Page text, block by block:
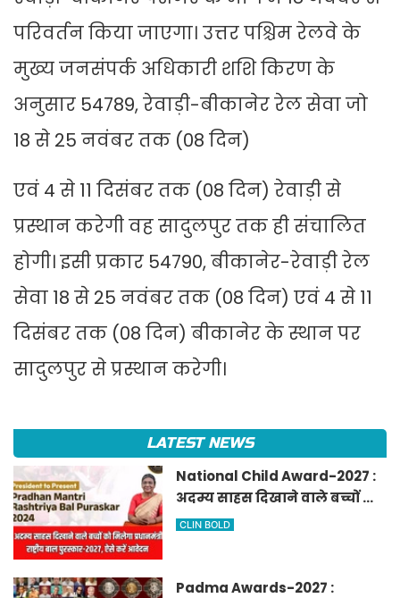
परिवर्तन किया जाएगा। उत्तर पश्चिम रेलवे के
मुख्य जनसंपर्क अधिकारी शशि किरण के
अनुसार 54789, रेवाड़ी-बीकानेर रेल सेवा जो
18 से 25 नवंबर तक (08 दिन)
एवं 4 से 11 दिसंबर तक (08 दिन) रेवाड़ी से
प्रस्थान करेगी वह सादुलपुर तक ही संचालित
होगी। इसी प्रकार 54790, बीकानेर-रेवाड़ी रेल
सेवा 18 से 25 नवंबर तक (08 दिन) एवं 4 से 11
दिसंबर तक (08 दिन) बीकानेर के स्थान पर
सादुलपुर से प्रस्थान करेगी।
LATEST NEWS
National Child Award-2027 :
अदम्य साहस दिखाने वाले बच्चों को
मिलेगा प्रधानमंत्री राष्ट्रीय बाल
CLIN BOLD
Padma Awards-2027 :